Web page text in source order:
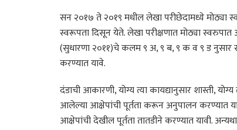
सन २०१७ ते २०१९ मधील लेखा परीछेदामध्ये मोठ्या
स्वरूपता दिसून येते. लेखा परीक्षणात मोठ्या स्वरुपात
(सुधारणा २०११)चे कलम ९ अ, ९ ब, ९ क व ९ ड नुसार
करण्यात यावे.
दंडाची आकारणी, योग्य त्या कायद्यानुसार शास्ती,
आलेल्या आक्षेपांची पूर्तता करून अनुपालन करण्यात
आक्षेपांची देखील पूर्तता तातडीने करण्यात यावी.